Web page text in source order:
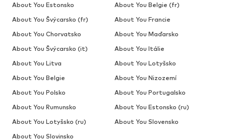
About You Estonsko
About You Belgie (fr)
About You Švýcarsko (fr)
About You Francie
About You Chorvatsko
About You Maďarsko
About You Švýcarsko (it)
About You Itálie
About You Litva
About You Lotyšsko
About You Belgie
About You Nizozemí
About You Polsko
About You Portugalsko
About You Rumunsko
About You Estonsko (ru)
About You Lotyšsko (ru)
About You Slovensko
About You Slovinsko